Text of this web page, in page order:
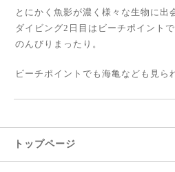
とにかく魚影が濃く様々な生物に出
ダイビング2日目はビーチポイント
のんびりまったり。
ビーチポイントでも海亀なども見ら
トップページ